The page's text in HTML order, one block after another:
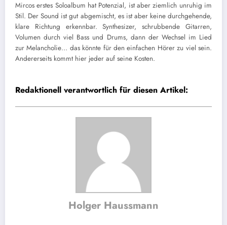
Mircos erstes Soloalbum hat Potenzial, ist aber ziemlich unruhig im
Stil. Der Sound ist gut abgemischt, es ist aber keine durchgehende,
klare Richtung erkennbar. Synthesizer, schrubbende Gitarren,
Volumen durch viel Bass und Drums, dann der Wechsel im Lied
zur Melancholie… das könnte für den einfachen Hörer zu viel sein.
Andererseits kommt hier jeder auf seine Kosten.
Redaktionell verantwortlich für diesen Artikel:
Holger Haussmann